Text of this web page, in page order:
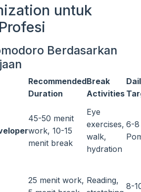
untuk
Berdasarkan
Recommended
Duration
Break
Activities
45-50 menit
work, 10-15
menit break
Eye
exercises,
walk,
hydration
6-8
25 menit work, Reading,
8-